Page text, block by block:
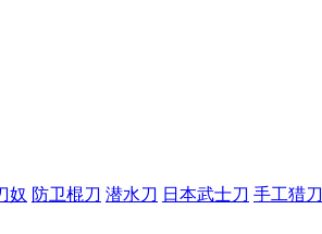
奴 防卫棍刀 潜水刀 日本武士刀 手工猎刀